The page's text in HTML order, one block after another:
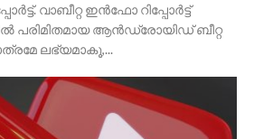
വാബീറ്റ ഇന്‍ഫോ റിപ്പോര്‍ട്ട്
പരിമിതമായ ആന്‍ഡ്രോയിഡ് ബീറ്റ
ലഭ്യമാകൂ,...